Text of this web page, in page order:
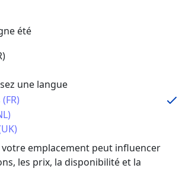
été
une langue
votre emplacement peut influencer
les prix, la disponibilité et la